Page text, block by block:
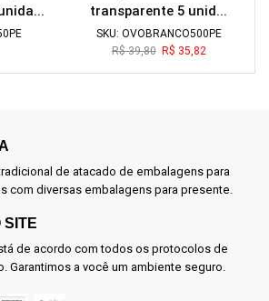
transparente 5 unid...
SKU: OVOBRANCO500PE
R$39,80 R$ 35,82
de atacado de embalagens para
com diversas embalagens para presente.
SITE
de acordo com todos os protocolos de
Garantimos a você um ambiente seguro.